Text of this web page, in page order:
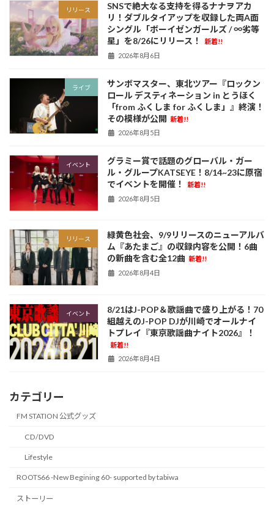
リリース
SNSで絶大なる支持を得るナナヲアカ
リ！ダブルタイアップを収録した両A面
シングル「ボーイゼンガールズ / ∞劣等
星」を8/26にリリース！
新着!!
2026年8月6日
ライブ
サンボマスター、東北ツアー『ロックン
ロール デスティネーション in とうほく
「from ふくしま for ふくしま」』終演！
その模様が公開 新着!!
2026年8月5日
イベント
グラミー賞で話題のグローバル・ガー
ル・グループKATSEYE！8/14~23に原宿
でイベントを開催！
新着!!
2026年8月5日
リリース
緑黄色社会、9/9リリースのニューアルバ
ム『あたまご』の収録内容を公開！6曲
の新曲を含む全12曲 新着!!
2026年8月4日
イベント
8/21はJ-POP＆歌謡曲で盛り上がる！70
組越えのJ-POP DJが川崎でオールナイ
トプレイ『東京歌謡曲ナイト2026』！
新着!!
2026年8月4日
カテゴリー
FM STATION 公式グッズ
CD/DVD
Lifestyle
ROOTS66 -New Begining 60- supported by tabiwa
ストーリー